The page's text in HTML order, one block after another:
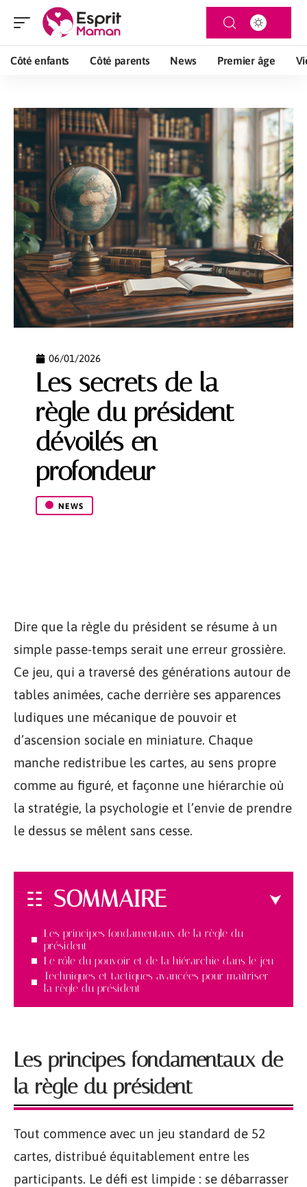
Côté enfants Côté parents News Premier âge
06/01/2026
Les secrets de la
règle du président
dévoilés en
profondeur
NEWS
Dire que la règle du président se résume à un
simple passe-temps serait une erreur grossière.
Ce jeu, qui a traversé des générations autour de
tables animées, cache derrière ses apparences
ludiques une mécanique de pouvoir et
d’ascension sociale en miniature. Chaque
manche redistribue les cartes, au sens propre
comme au figuré, et façonne une hiérarchie où
la stratégie, la psychologie et l’envie de prendre
le dessus se mêlent sans cesse.
SOMMAIRE
Les principes fondamentaux de la règle du
président
Le rôle du pouvoir et de la hiérarchie dans le jeu
Techniques et tactiques avancées pour maîtriser
la règle du président
Les principes fondamentaux de
la règle du président
Tout commence avec un jeu standard de 52
cartes, distribué équitablement entre les
participants. Le défi est limpide : se débarrasser